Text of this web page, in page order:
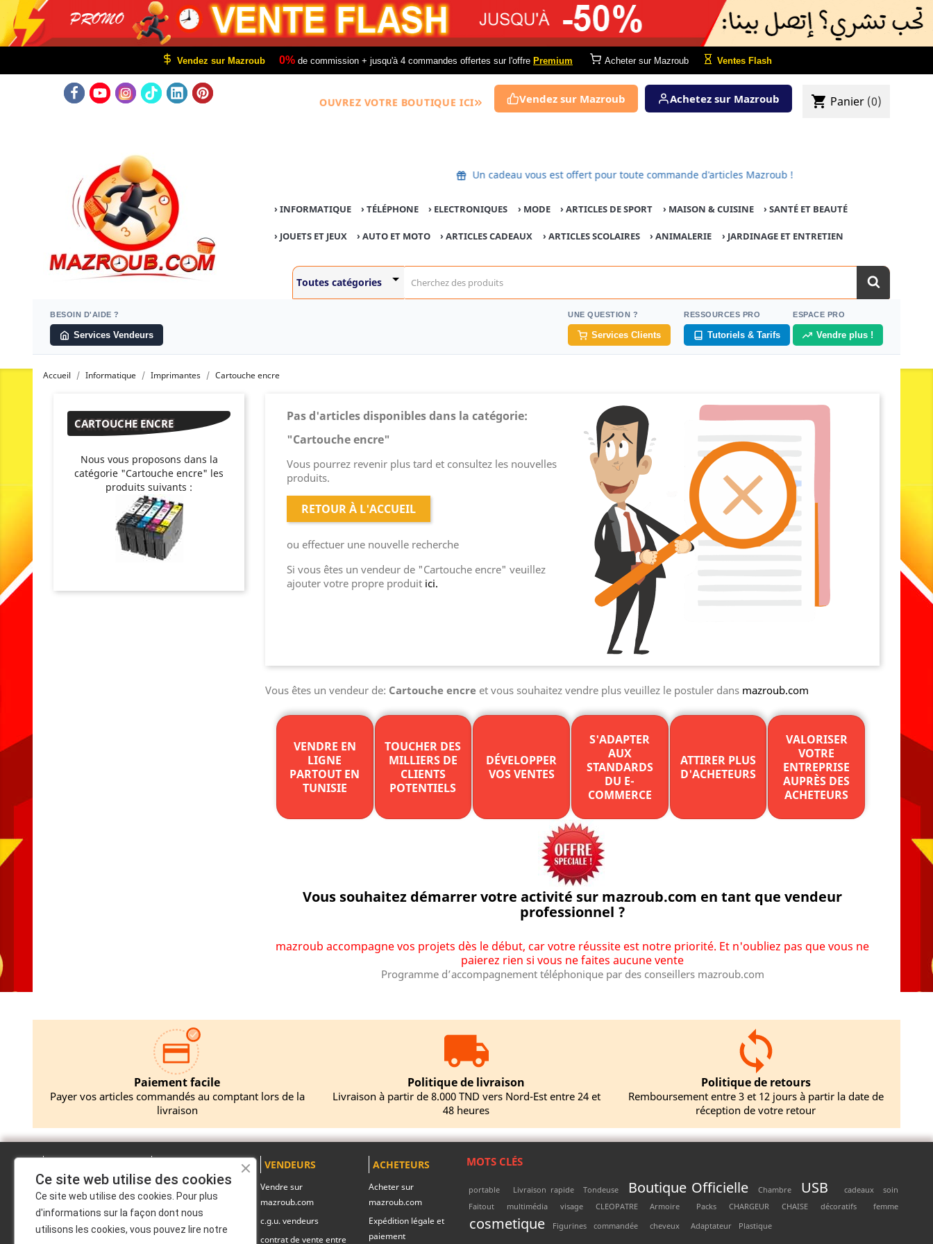
Vendez sur Mazroub 0% de commission + jusqu'à 4 commandes offertes sur l'offre Premium Acheter sur Mazroub Ventes Flash
OUVREZ VOTRE BOUTIQUE ICI Vendez sur Mazroub Achetez sur Mazroub shopping_cart Panier (0)
Un cadeau vous est offert pour toute commande d'articles Mazroub !
› INFORMATIQUE ›TÉLÉPHONE › ELECTRONIQUES › MODE ›ARTICLES DE SPORT › MAISON & CUISINE › SANTÉ ET BEAUTÉ
› JOUETS ET JEUX ›AUTO ET MOTO › ARTICLES CADEAUX › ARTICLES SCOLAIRES ›ANIMALERIE › JARDINAGE ET ENTRETIEN
BESOIN D'AIDE ?
Services Vendeurs
UNE QUESTION ?
Services Clients
RESSOURCES PRO
Tutoriels & Tarifs
ESPACE PRO
Vendre plus !
Accueil Informatique Imprimantes Cartouche encre
CARTOUCHE ENCRE
Nous vous proposons dans la
catégorie "Cartouche encre" les
produits suivants :
Pas d'articles disponibles dans la catégorie:
"Cartouche encre"
Vous pourrez revenir plus tard et consultez les nouvelles
produits.
RETOUR À L'ACCUEIL
ou effectuer une nouvelle recherche
Si vous êtes un vendeur de "Cartouche encre" veuillez
ajouter votre propre produit ici.
Vous êtes un vendeur de: Cartouche encre et vous souhaitez vendre plus veuillez le postuler dans mazroub.com
VENDRE EN
LIGNE
PARTOUT EN
TUNISIE
TOUCHER DES
MILLIERS DE
CLIENTS
POTENTIELS
DÉVELOPPER
VOS VENTES
S'ADAPTER
AUX
STANDARDS
DU E-
COMMERCE
ATTIRER PLUS
D'ACHETEURS
VALORISER
VOTRE
ENTREPRISE
AUPRÈS DES
ACHETEURS
Vous souhaitez démarrer votre activité sur mazroub.com en tant que vendeur
professionnel ?
mazroub accompagne vos projets dès le début, car votre réussite est notre priorité. Et n'oubliez pas que vous ne
paierez rien si vous ne faites aucune vente
Programme d’accompagnement téléphonique par des conseillers mazroub.com
Paiement facile
Payer vos articles commandés au comptant lors de la
livraison
Politique de livraison
Livraison à partir de 8.000 TND vers Nord-Est entre 24 et
48 heures
Politique de retours
Remboursement entre 3 et 12 jours à partir la date de
réception de votre retour
Mentions légales
Politique de
Promotions
Nouveaux produits
Pack produits
VENDEURS
Vendre sur
mazroub.com
c.g.u. vendeurs
contrat de vente entre
ACHETEURS
Acheter sur
mazroub.com
Expédition légale et
paiement
MOTS CLÉS
portable Livraison rapide Tondeuse Boutique Officielle Chambre USB cadeaux
soin
Faitout
multimédia visage CLEOPATRE Armoire Packs CHARGEUR CHAISE décoratifs femme
cosmetique Figurines commandée cheveux Adaptateur Plastique
Ce site web utilise des cookies
Ce site web utilise des cookies. Pour plus
d'informations sur la façon dont nous
utilisons les cookies, vous pouvez lire notre